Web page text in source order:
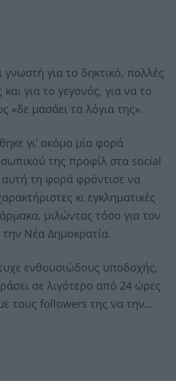
γνωστή για το δηκτικό, πολλές
για το γεγονός, για να το
«δε μασάει τα λόγια της».
γι’ ακόμα μία φορά
της προφίλ στα social
τη φορά φρόντισε να
κι εγκληματικές
μιλώντας τόσο για τον
την Νέα Δημοκρατία.
ενθουσιώδους υποδοχής,
σε λιγότερο από 24 ώρες
τους followers της να την…